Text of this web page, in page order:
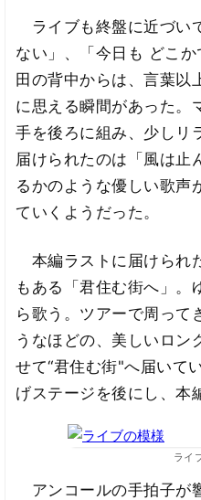
ライブも終盤に近づい
ない」、「今日も どこ
田の背中からは、言葉以
に思える瞬間があった。
手を後ろに組み、少しリ
届けられたのは「風は止
るかのような優しい歌声
ていくようだった。
本編ラストに届けられ
もある「君住む街へ」。
ら歌う。ツアーで周って
うなほどの、美しいロン
せて“君住む街"へ届いて
げステージを後にし、本
ライ
アンコールの手拍子が